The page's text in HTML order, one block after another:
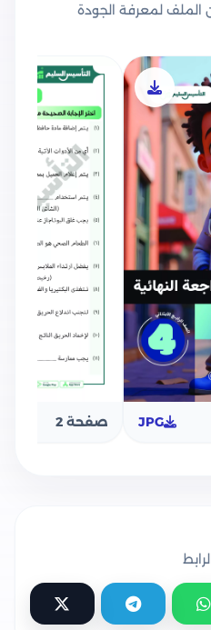
لمعرفة الجودة
JPG صفحة 2